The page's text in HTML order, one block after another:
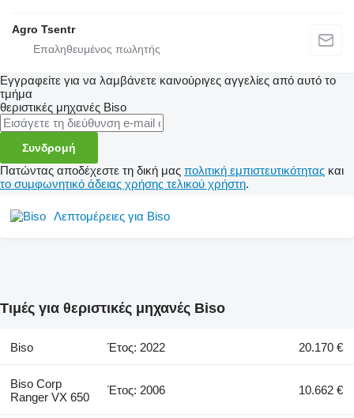
Agro Tsentr
Εγγραφείτε για να λαμβάνετε καινούριγες αγγελίες από αυτό το
τμήμα
θεριστικές μηχανές Biso
Συνδρομή
Πατώντας αποδέχεστε τη δική μας πολιτική εμπιστευτικότητας και
το συμφωνητικό άδειας χρήσης τελικού χρήστη.
Λεπτομέρειες για Biso
Τιμές για θεριστικές μηχανές Biso
Biso Έτος: 2022 20.170 €
Biso Corp
Ranger VX 650
Έτος: 2006 10.662 €